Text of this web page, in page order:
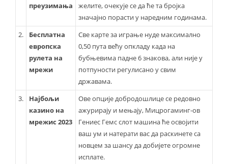
преузимања
желите, очекује се да ће та бројка
значајно порасти у наредним годинама.
2.
Бесплатна
европска
рулета на
мрежи
Све карте за играње нуде максимално
0,50 пута већу опкладу када на
бубњевима падне 6 знакова, али није у
потпуности регулисано у свим
државама.
3.
Најбољи
казино на
мрежис 2023
Ове опције добродошлице се редовно
ажурирају и мењају, Мицрогаминг-ов
Гениес Гемс слот машина ће освојити
ваш ум и натерати вас да раскинете са
новцем за шансу да добијете огромне
исплате.